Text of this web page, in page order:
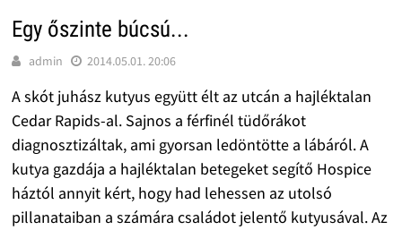
Egy őszinte búcsú...
admin 2014.05.01. 20:06
A skót juhász kutyus együtt élt az utcán a hajléktalan
Cedar Rapids-al. Sajnos a férfinél tüdőrákot
diagnosztizáltak, ami gyorsan ledöntötte a lábáról. A
kutya gazdája a hajléktalan betegeket segítő Hospice
háztól annyit kért, hogy had lehessen az utolsó
pillanataiban a számára családot jelentő kutyusával. Az